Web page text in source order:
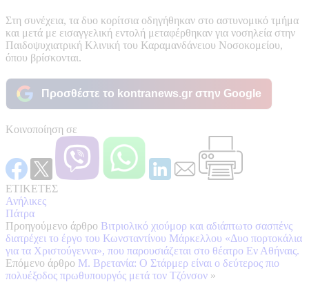
Στη συνέχεια, τα δυο κορίτσια οδηγήθηκαν στο αστυνομικό τμήμα
και μετά με εισαγγελική εντολή μεταφέρθηκαν για νοσηλεία στην
Παιδοψυχιατρική Κλινική του Καραμανδάνειου Νοσοκομείου,
όπου βρίσκονται.
Προσθέστε το kontranews.gr στην Google
Κοινοποίηση σε
ΕΤΙΚΕΤΕΣ
Ανήλικες
Πάτρα
Προηγούμενο άρθρο Βιτριολικό χιούμορ και αδιάπτωτο σασπένς
διατρέχει το έργο του Κωνσταντίνου Μάρκελλου «Δυο πορτοκάλια
για τα Χριστούγεννα», που παρουσιάζεται στο θέατρο Εν Αθήναις.
Επόμενο άρθρο Μ. Βρετανία: Ο Στάρμερ είναι ο δεύτερος πιο
πολυέξοδος πρωθυπουργός μετά τον Τζόνσον »